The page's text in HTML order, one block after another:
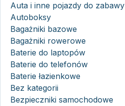
Auta i inne pojazdy do zabawy
Autoboksy
Bagażniki bazowe
Bagażniki rowerowe
Baterie do laptopów
Baterie do telefonów
Baterie łazienkowe
Bez kategorii
Bezpieczniki samochodowe